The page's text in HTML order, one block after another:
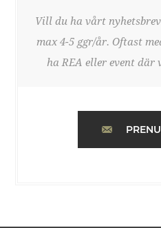
Vill du ha vårt
max 4-5 ggr/år. Oftast
ha REA eller event